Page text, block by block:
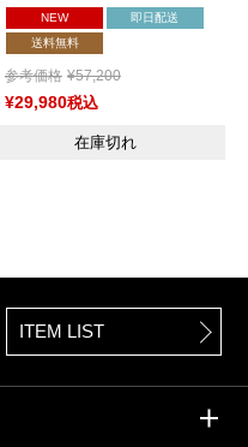
NEW
即日配送
送料無料
参考価格 ¥57,200
¥29,980税込
在庫切れ
ITEM LIST